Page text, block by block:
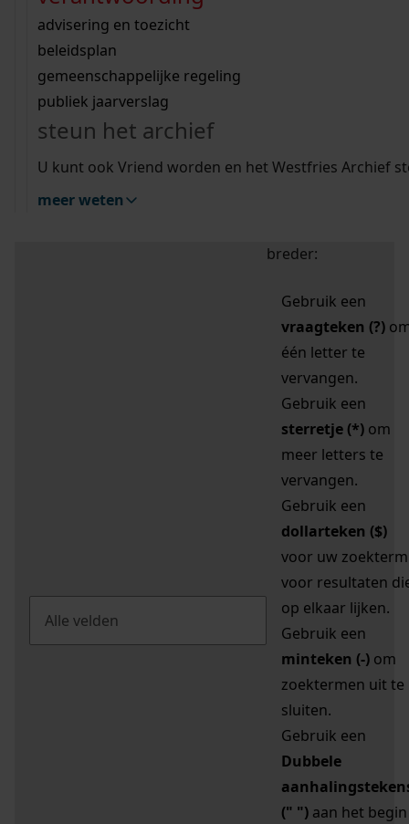
bouwvergunningen
omgevingsvergunningen
vergunningen
beeld en geluid
uitleg nodig?
Wij helpen u op weg met een aantal zoektips.
bekijk alle zoektips
Wij helpen u op weg met een aantal zoektips.
bekijk alle zoektips
bekijk ons geschiedenislokaal
advisering en toezicht
beleidsplan
gemeenschappelijke regeling
publiek jaarverslag
steun het archief
U kunt ook Vriend worden en het Westfries Archief
meer weten
zoektips
Mijn Studiezaal (inloggen)
uw zoekopdracht te
breder:
Gebruik een
vraagteken (?)
één letter te
vervangen.
Gebruik een
sterretje (*) om
meer letters te
vervangen.
Gebruik een
dollarteken ($)
voor uw zoekterm
voor resultaten
op elkaar lijken.
Gebruik een
minteken (-) om
zoektermen uit te
sluiten.
Gebruik een
Dubbele
(" ") aan het begin